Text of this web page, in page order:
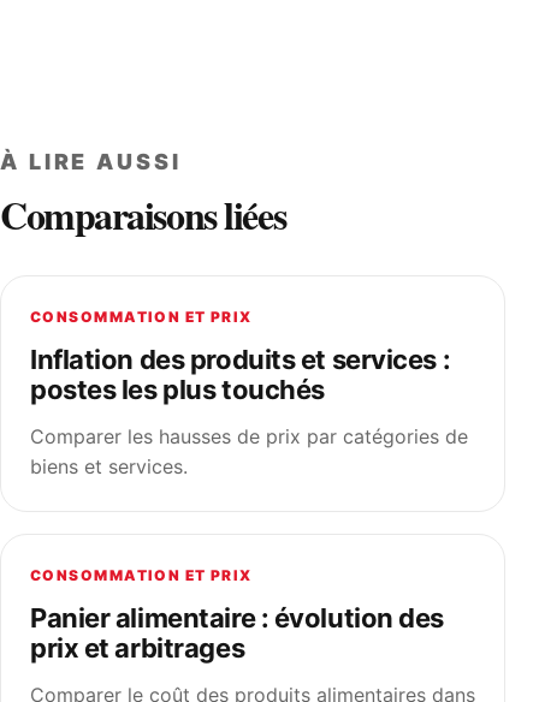
À LIRE AUSSI
Comparaisons liées
CONSOMMATION ET PRIX
Inflation des produits et services :
postes les plus touchés
Comparer les hausses de prix par catégories de
biens et services.
CONSOMMATION ET PRIX
Panier alimentaire : évolution des
prix et arbitrages
Comparer le coût des produits alimentaires dans